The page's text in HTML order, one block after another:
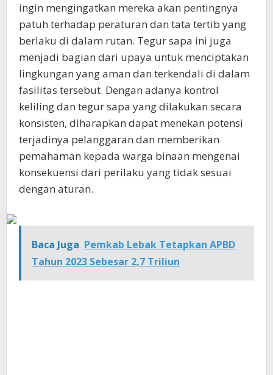
ingin mengingatkan mereka akan pentingnya
patuh terhadap peraturan dan tata tertib yang
berlaku di dalam rutan. Tegur sapa ini juga
menjadi bagian dari upaya untuk menciptakan
lingkungan yang aman dan terkendali di dalam
fasilitas tersebut. Dengan adanya kontrol
keliling dan tegur sapa yang dilakukan secara
konsisten, diharapkan dapat menekan potensi
terjadinya pelanggaran dan memberikan
pemahaman kepada warga binaan mengenai
konsekuensi dari perilaku yang tidak sesuai
dengan aturan.
Baca Juga Pemkab Lebak Tetapkan APBD
Tahun 2023 Sebesar 2,7 Triliun